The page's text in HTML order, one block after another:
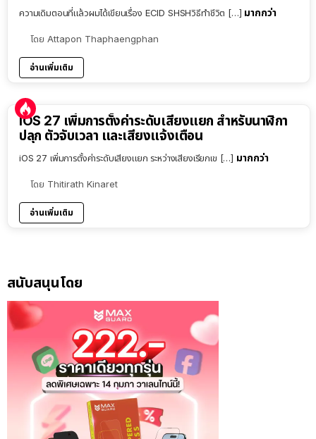
ความเดิมตอนที่แล้วผมได้เขียนเรื่อง ECID SHSHวิธีทำชีวิต […] มากกว่า
โดย Attapon Thaphaengphan
อ่านเพิ่มเติม
iOS 27 เพิ่มการตั้งค่าระดับเสียงแยก สำหรับนาฬิกา
ปลุก ตัวจับเวลา และเสียงแจ้งเตือน
iOS 27 เพิ่มการตั้งค่าระดับเสียงแยก ระหว่างเสียงเรียกเข […] มากกว่า
โดย Thitirath Kinaret
อ่านเพิ่มเติม
สนับสนุนโดย